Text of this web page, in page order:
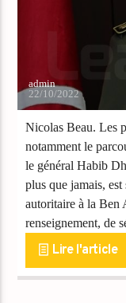
admin
22/10/2022
Nicolas Beau. Les
notamment le
le général Habib
plus que jamais,
autoritaire à la
renseignement, de
Lire l'article